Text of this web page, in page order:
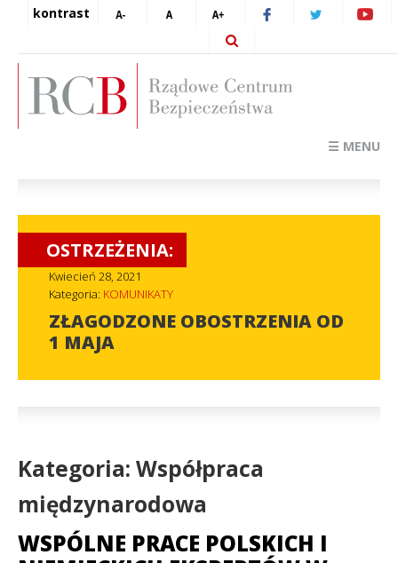
kontrast
☰ MENU
OSTRZEŻENIA:
Kwiecień 28, 2021
Kategoria: KOMUNIKATY
ZŁAGODZONE OBOSTRZENIA OD
1 MAJA
Kategoria: Współpraca
międzynarodowa
WSPÓLNE PRACE POLSKICH I